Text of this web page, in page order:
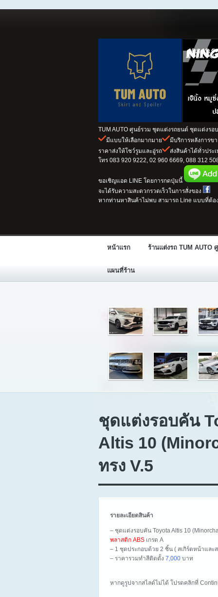
TUM AUTO ศูนย์รวม ชุดแต่งรถยนต์ ชุดแต่งรอ
มีแบบให้เลือกมากมาย
มีบริการหลังการข
ราคาส่งให้โชว์รูมและอู่รถ
ส่งสินค้าได้ทั่วประ
โทร 083 920 9222, 02 960 6669, 088 312
ขอเชิญแอด LINE โดยการกดปุ่มนี้
จะได้รับความสะดวกรวดเร็วในการสั่งของ
หากท่านหาสินค้าไม่พบ สามารถ Line แบบที่ต้อ
หน้าแรก ร้านแต่งรถ TUM AUTO
แผนที่ร้าน
ชุดแต่งรอบคัน
Altis 10
ทรง V.5
รายละเอียดสินค้า
– ชุดแต่งรอบคัน Toyota Altis 10
พลาสติก ABS เกรด A
– 1 ชุดประกอบด้วย 2 ชิ้น ( สเกิร์ตหน้าและ
– ราคารวมทำสีติดตั้ง 7,000 บาท
หากดูรูปจากสไลด์ไม่ได้ โปรดคลิกที่